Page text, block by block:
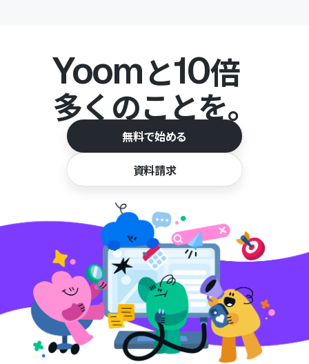
Yoomと10倍
多くのことを。
無料で始める
資料請求